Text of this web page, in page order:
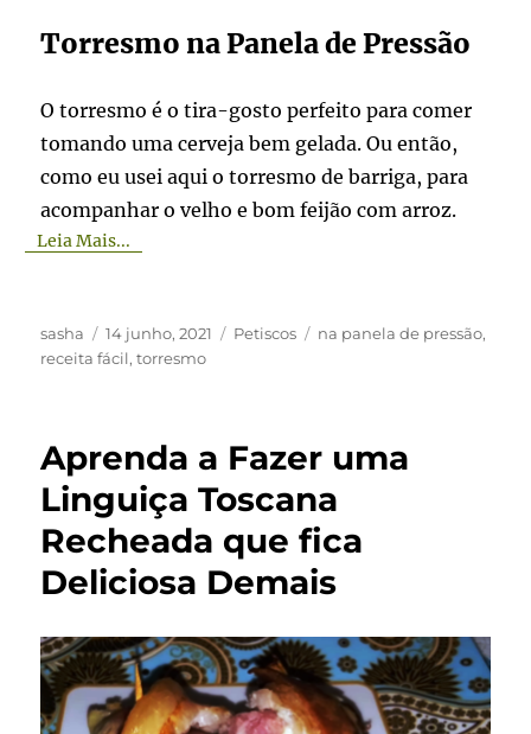
Torresmo na Panela de Pressão
O torresmo é o tira-gosto perfeito para comer
tomando uma cerveja bem gelada. Ou então,
como eu usei aqui o torresmo de barriga, para
acompanhar o velho e bom feijão com arroz.
Leia Mais...
Autor
sasha
Publicado
em
14 junho, 2021 Categorias
Petiscos Tags
na panela de pressão,
receita fácil,torresmo
Aprenda a Fazer uma
Linguiça Toscana
Recheada que fica
Deliciosa Demais